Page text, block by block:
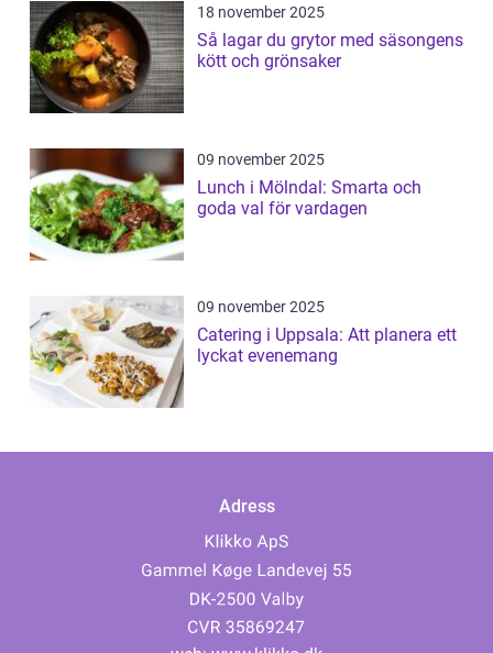
18 november 2025
Så lagar du grytor med säsongens
kött och grönsaker
09 november 2025
Lunch i Mölndal: Smarta och
goda val för vardagen
09 november 2025
Catering i Uppsala: Att planera ett
lyckat evenemang
Adress